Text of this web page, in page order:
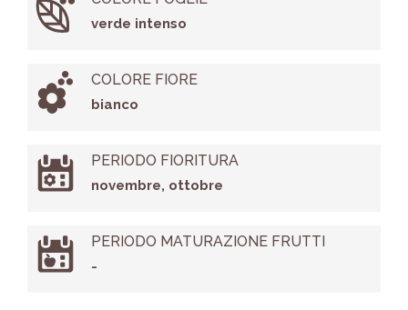
verde intenso
COLORE FIORE
bianco
PERIODO FIORITURA
novembre, ottobre
PERIODO MATURAZIONE FRUTTI
-